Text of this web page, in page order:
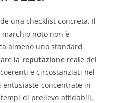
una checklist concreta. Il
marchio noto non è
almeno uno standard
la reputazione reale del
e circostanziati nel
concentrate in
di prelievo affidabili,